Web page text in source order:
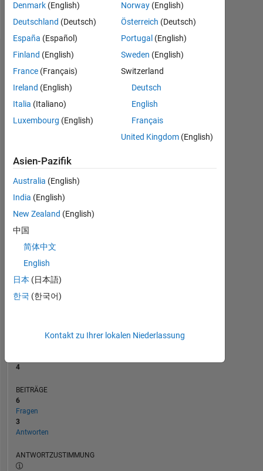
Follow
Dashboard
Statistik
MATLAB Answers
BEITRÄGE
1
3
06/22
12/22
06/23
12/23
06/24
12/24
06/25
06/26
RANG
4
BEITRÄGE
6
Fragen
3
Antworten
ANTWORTZUSTIMMUNG
Denmark (English)
Deutschland (Deutsch)
España (Español)
Finland (English)
France (Français)
Ireland (English)
Italia (Italiano)
Luxembourg (English)
Norway (English)
Österreich (Deutsch)
Portugal (English)
Sweden (English)
Switzerland
Deutsch
English
Français
United Kingdom (English)
Asien-Pazifik
Australia (English)
India (English)
New Zealand (English)
中国
简体中文
English
日本 (日本語)
한국 (한국어)
Kontakt zu Ihrer lokalen Niederlassung